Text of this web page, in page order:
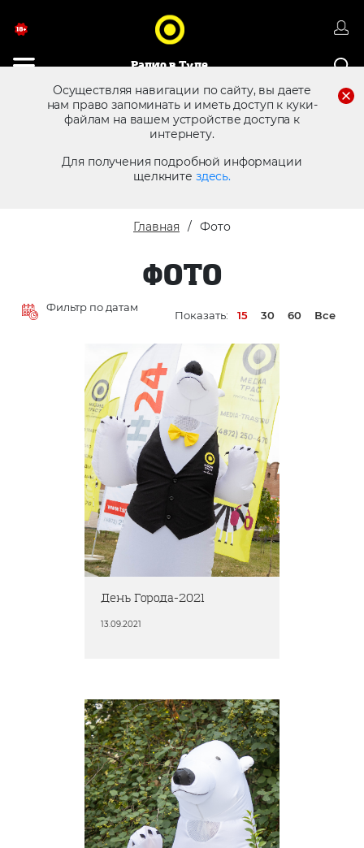
Радио в Туле
Осуществляя навигации по сайту, вы даете
нам право запоминать и иметь доступ к куки-
файлам на вашем устройстве доступа к
интернету.
Для получения подробной информации
щелкните здесь.
8 (4872) 250 470 Реклама в эфире
Главная Фото
ФОТО
Фильтр по датам
Показать: 15 30 60 Все
День Города-2021
13.09.2021